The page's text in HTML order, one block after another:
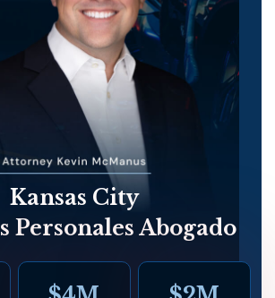
Kansas City
Personales Abogado